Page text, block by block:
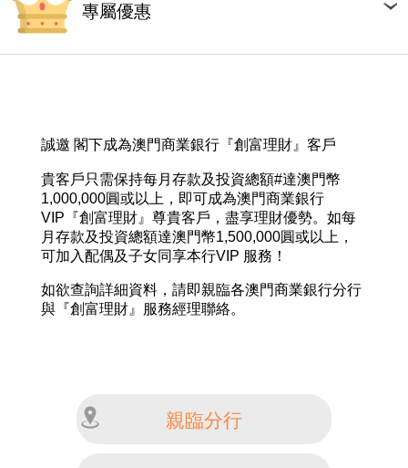
專屬優惠
誠邀 閣下成為澳門商業銀行『創富理財』客戶
貴客戶只需保持每月存款及投資總額#達澳門幣
1,000,000圓或以上，即可成為澳門商業銀行
VIP『創富理財』尊貴客戶，盡享理財優勢。如每
月存款及投資總額達澳門幣1,500,000圓或以上，
可加入配偶及子女同享本行VIP 服務！
如欲查詢詳細資料，請即親臨各澳門商業銀行分行
與『創富理財』服務經理聯絡。
親臨分行